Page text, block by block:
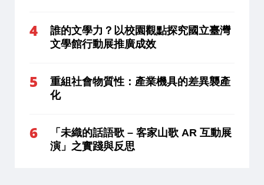
誰的文學力？以校園觀點探究國立臺灣
文學館行動展推廣成效
重組社會物質性：產業機具的差異襲產
化
「未織的話語歌 – 客家山歌 AR 互動展
演」之實踐與反思